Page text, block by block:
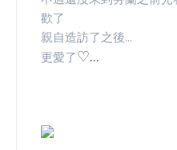
歡了
親自造訪了之後...
更愛了♡...